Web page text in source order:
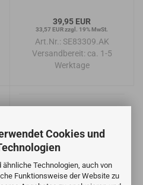
Cookies und
Technologien, auch von
Funktionsweise der Website zu
39,95 EUR
33,57 EUR zzgl. 19% MwSt.
Art.Nr.: SE83309.AK
Versandbereit: ca. 1-5
Werktage